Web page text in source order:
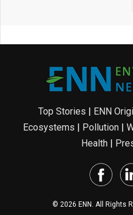
Top Stories | ENN
Ecosystems | Pollution|
Health |
© 2026 ENN. All Rights